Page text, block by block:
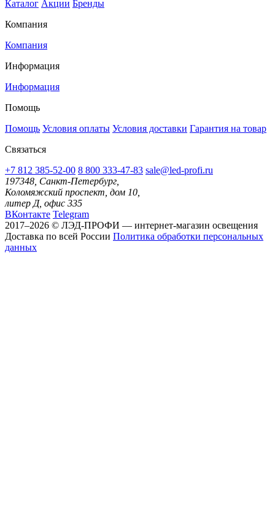
Каталог Акции Бренды
Компания
Компания
Информация
Информация
Помощь
Помощь Условия оплаты Условия доставки Гарантия на товар
Связаться
+7 812 385-52-00 8 800 333-47-83 sale@led-profi.ru
197348, Санкт-Петербург,
Коломяжский проспект, дом 10,
литер Д, офис 335
ВКонтакте Telegram
2017–2026 © ЛЭД-ПРОФИ — интернет-магазин освещения
Доставка по всей России Политика обработки персональных
данных